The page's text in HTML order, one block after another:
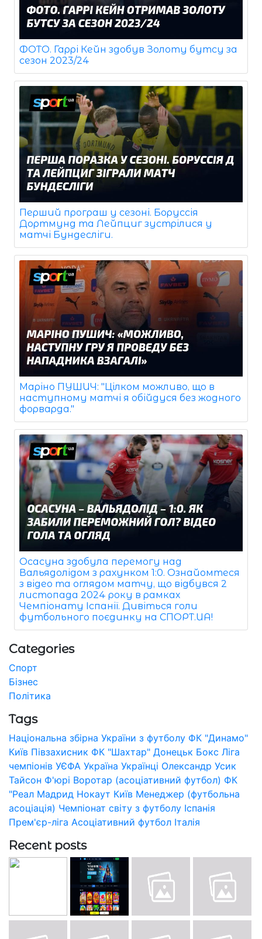
ФОТО. Гаррі Кейн здобув Золоту бутсу за
сезон 2023/24
Перший програш у сезоні. Боруссія
Дортмунд та Лейпциг зустрілися у
матчі Бундесліги.
Маріно ПУШИЧ: "Цілком можливо, що в
наступному матчі я обійдуся без жодного
форварда."
Осасуна здобула перемогу над
Вальядолідом з рахунком 1:0. Ознайомтеся
з відео та оглядом матчу, що відбувся 2
листопада 2024 року в рамках
Чемпіонату Іспанії. Дивіться голи
футбольного поєдинку на СПОРТ.UA!
Categories
Спорт
Бізнес
Політика
Tags
Національна збірна України з футболу ФК "Динамо"
Київ Півзахисник ФК "Шахтар" Донецьк Бокс Ліга
чемпіонів УЄФА Україна Українці Олександр Усик
Тайсон Ф'юрі Воротар (асоціативний футбол) ФК
"Реал Мадрид Нокаут Київ Менеджер (футбольна
асоціація) Чемпіонат світу з футболу Іспанія
Прем'єр-ліга Асоціативний футбол Італія
Recent posts